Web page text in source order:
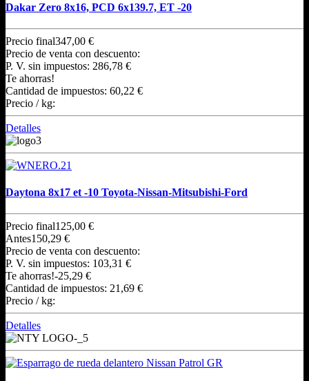
Dakar Zero 8x16, PCD 6x139.7, ET -20
Precio final347,00 €
Precio de venta con descuento:
P. V. sin impuestos: 286,78 €
Te ahorras!
Cantidad de impuestos: 60,22 €
Precio / kg:
Detalles
Daytona 8x17 et -10 Toyota-Nissan-Mitsubishi-Ford
Precio final125,00 €
Antes150,29 €
Precio de venta con descuento:
P. V. sin impuestos: 103,31 €
Te ahorras!-25,29 €
Cantidad de impuestos: 21,69 €
Precio / kg:
Detalles